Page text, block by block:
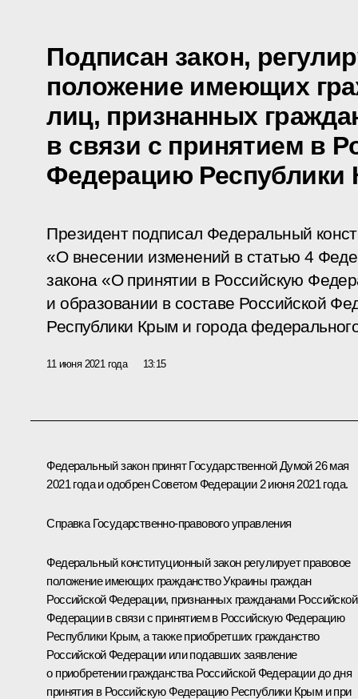
Подписан закон,
положение имеющих
лиц, признанных
в связи с принятием в
Федерацию
Президент подписал Федеральный
«О внесении изменений в статью 4
закона «О принятии в Российскую
и образовании в составе Российской
Республики Крым и города
11 июня 2021 года 13:15
Федеральный закон принят Государственной Думой 26 мая
2021 года и одобрен Советом Федерации 2 июня 2021 года.
Справка Государственно-правового управления
Федеральный конституционный закон регулирует правовое
положение имеющих гражданство Украины граждан
Российской Федерации, признанных гражданами Российской
Федерации в связи с принятием в Российскую Федерацию
Республики Крым, а также приобретших гражданство
Российской Федерации или подавших заявление
о приобретении гражданства Российской Федерации до дня
принятия в Российскую Федерацию Республики Крым и при